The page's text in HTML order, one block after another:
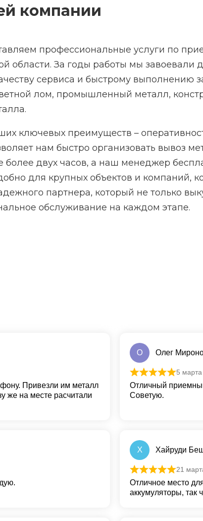
компании
профессиональные услуги по
области. За годы работы мы завоевали
сервиса и быстрому
лом, промышленный металл,
ключевых преимуществ –
нам быстро организовать вывоз
более двух часов, а наш менеджер
для крупных объектов и компаний,
партнера, который не только
обслуживание на каждом этапе.
Привезли им металл
же на месте расчитали
О Олег
Оценка из 5
5 марта
Отличный
Советую.
Х Хайруди
Оценка из 5
21
Отличное место
аккумуляторы, так